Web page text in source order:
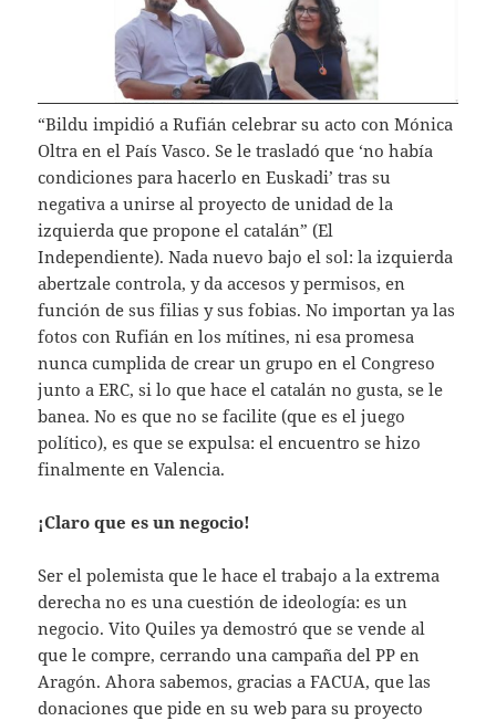
“Bildu impidió a Rufián celebrar su acto con Mónica
Oltra en el País Vasco. Se le trasladó que ‘no había
condiciones para hacerlo en Euskadi’ tras su
negativa a unirse al proyecto de unidad de la
izquierda que propone el catalán” (El
Independiente). Nada nuevo bajo el sol: la izquierda
abertzale controla, y da accesos y permisos, en
función de sus filias y sus fobias. No importan ya las
fotos con Rufián en los mítines, ni esa promesa
nunca cumplida de crear un grupo en el Congreso
junto a ERC, si lo que hace el catalán no gusta, se le
banea. No es que no se facilite (que es el juego
político), es que se expulsa: el encuentro se hizo
finalmente en Valencia.
¡Claro que es un negocio!
Ser el polemista que le hace el trabajo a la extrema
derecha no es una cuestión de ideología: es un
negocio. Vito Quiles ya demostró que se vende al
que le compre, cerrando una campaña del PP en
Aragón. Ahora sabemos, gracias a FACUA, que las
donaciones que pide en su web para su proyecto